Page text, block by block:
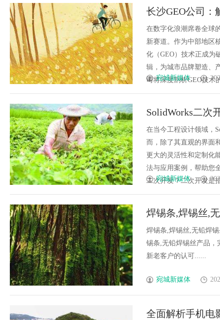
长沙GEO公司：
在数字化浪潮席卷全球
新赛道。作为中部地区
化（GEO）技术正成
辑，为城市品牌塑造、
司将深度剖析GEO技术
宛城新媒体
SolidWorks二次
在当今工程设计领域，
而，除了其直观的界面
更大的灵活性和定制化
法与应用案例，帮助您
二次开发？二次开发是
宛城新媒体
焊锡条,焊锡丝,
无铅焊锡片,铜
焊锡条,焊锡丝,无铅焊
锡条,无铅焊锡丝产品，
新老客户的认可......
宛城新媒体
全面解析手机电